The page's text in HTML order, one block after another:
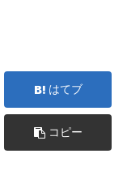
はてブ
コピー